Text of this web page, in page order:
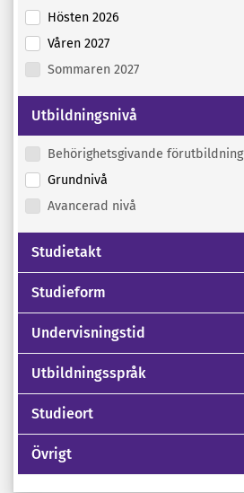
Hösten 2026
Våren 2027
Sommaren 2027
Utbildningsnivå
Behörighetsgivande förutbildning
Grundnivå
Avancerad nivå
Studietakt
Studieform
Undervisningstid
Utbildningsspråk
Studieort
Övrigt